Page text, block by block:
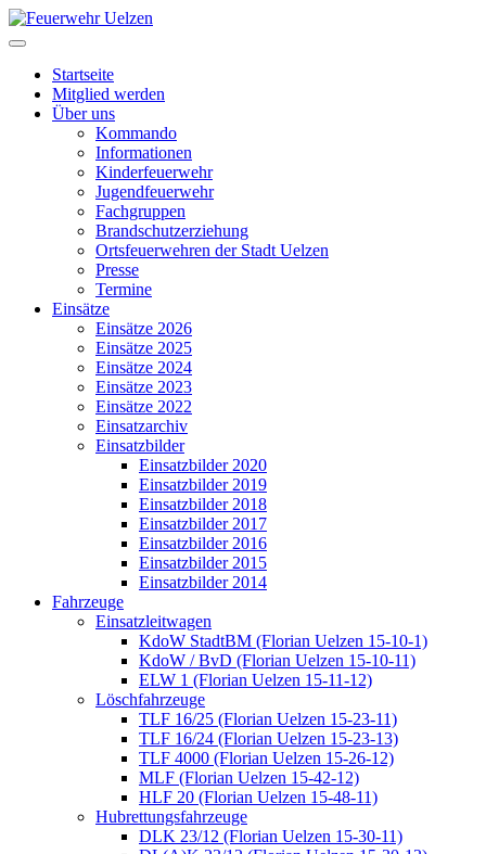
Startseite
Mitglied werden
Über uns
Kommando
Informationen
Kinderfeuerwehr
Jugendfeuerwehr
Fachgruppen
Brandschutzerziehung
Ortsfeuerwehren der Stadt Uelzen
Presse
Termine
Einsätze
Einsätze 2026
Einsätze 2025
Einsätze 2024
Einsätze 2023
Einsätze 2022
Einsatzarchiv
Einsatzbilder
Einsatzbilder 2020
Einsatzbilder 2019
Einsatzbilder 2018
Einsatzbilder 2017
Einsatzbilder 2016
Einsatzbilder 2015
Einsatzbilder 2014
Fahrzeuge
Einsatzleitwagen
KdoW StadtBM (Florian Uelzen 15-10-1)
KdoW / BvD (Florian Uelzen 15-10-11)
ELW 1 (Florian Uelzen 15-11-12)
Löschfahrzeuge
TLF 16/25 (Florian Uelzen 15-23-11)
TLF 16/24 (Florian Uelzen 15-23-13)
TLF 4000 (Florian Uelzen 15-26-12)
MLF (Florian Uelzen 15-42-12)
HLF 20 (Florian Uelzen 15-48-11)
Hubrettungsfahrzeuge
DLK 23/12 (Florian Uelzen 15-30-11)